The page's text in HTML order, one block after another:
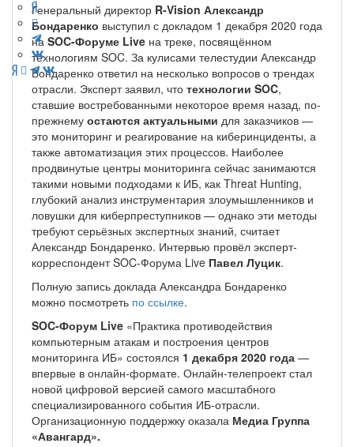
Генеральный директор R-Vision Александр
Бондаренко выступил с докладом 1 декабря 2020 года
на SOC-Форуме Live на треке, посвящённом
технологиям SOC. За кулисами телестудии Александр
Бондаренко ответил на несколько вопросов о трендах
отрасли. Эксперт заявил, что технологии SOC,
ставшие востребованными некоторое время назад, по-
прежнему остаются актуальными для заказчиков —
это мониторинг и реагирование на киберинциденты, а
также автоматизация этих процессов. Наиболее
продвинутые центры мониторинга сейчас занимаются
такими новыми подходами к ИБ, как Threat Hunting,
глубокий анализ инструментария злоумышленников и
ловушки для киберпреступников — однако эти методы
требуют серьёзных экспертных знаний, считает
Александр Бондаренко. Интервью провёл эксперт-
корреспондент SOC-Форума Live Павел Луцик.
Полную запись доклада Александра Бондаренко
можно посмотреть по ссылке.
SOC-Форум Live «Практика противодействия
компьютерным атакам и построения центров
мониторинга ИБ» состоялся 1 декабря 2020 года —
впервые в онлайн-формате. Онлайн-телепроект стал
новой цифровой версией самого масштабного
специализированного события ИБ-отрасли.
Организационную поддержку оказала Медиа Группа
«Авангард».